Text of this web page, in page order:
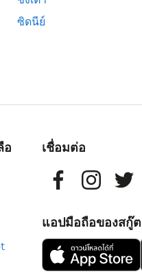
ซิดนีย์
อ
เชื่อมต่อ
แอปมือถือของสกู๊ต